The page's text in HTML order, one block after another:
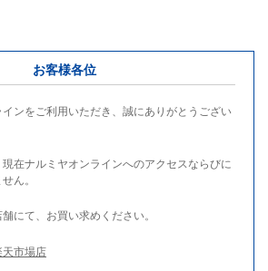
お客様各位
ンをご利用いただき、誠にありがとうござい
在ナルミヤオンラインへのアクセスならびに
ん。
にて、お買い求めください。
天市場店